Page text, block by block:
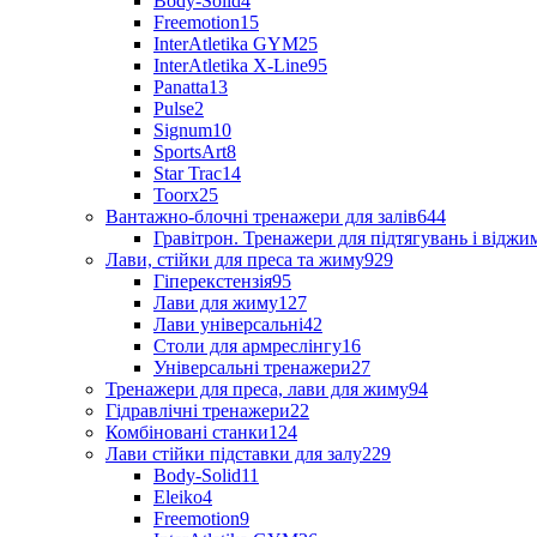
Freemotion15
InterAtletika GYM25
InterAtletika X-Line95
Panatta13
Pulse2
Signum10
SportsArt8
Star Trac14
Toorx25
Вантажно-блочні тренажери для залів644
Гравітрон. Тренажери для підтягувань і
Лави, стійки для преса та жиму929
Гіперекстензія95
Лави для жиму127
Лави універсальні42
Столи для армреслінгу16
Універсальні тренажери27
Тренажери для преса, лави для жиму94
Гідравлічні тренажери22
Комбіновані станки124
Лави стійки підставки для залу229
Body-Solid11
Eleiko4
Freemotion9